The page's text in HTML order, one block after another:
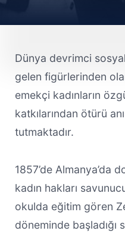
Dünya devrimci
gelen figürlerinden
emekçi kadınların
katkılarından ötürü
tutmaktadır.
1857’de Almanya’da
kadın hakları
okulda eğitim gören
döneminde başladığı